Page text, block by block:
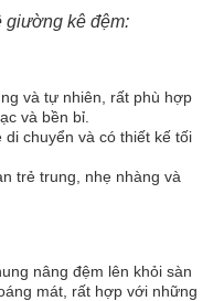
giường kê đệm:
và tự nhiên, rất phù hợp
và bền bỉ.
di chuyển và có thiết kế tối
trẻ trung, nhẹ nhàng và
nâng đệm lên khỏi sàn
mát, rất hợp với những